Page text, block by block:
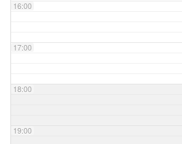
16:00
17:00
18:00
19:00